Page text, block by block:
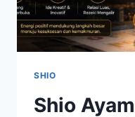
SHIO
Shio